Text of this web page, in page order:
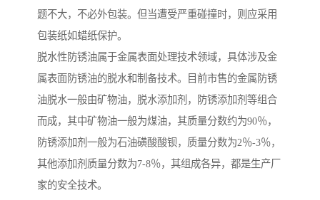
题不大，不必外包装。但当遭受严重碰撞时，则应采用
包装纸如蜡纸保护。
脱水性防锈油属于金属表面处理技术领域，具体涉及金
属表面防锈油的脱水和制备技术。目前市售的金属防锈
油脱水一般由矿物油，脱水添加剂，防锈添加剂等组合
而成，其中矿物油一般为煤油，其质量分数约为90％，
防锈添加剂一般为石油磺酸酸钡，质量分数为2％-3％，
其他添加剂质量分数为7-8％，其组成各异，都是生产厂
家的安全技术。